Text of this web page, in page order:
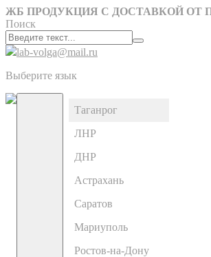
ЖБ ПРОДУКЦИЯ С ДОСТАВКОЙ ОТ
Поиск
lab-volga@mail.ru
Выберите язык
Таганрог
ЛНР
ДНР
Астрахань
Саратов
Мариуполь
Ростов-на-Дону